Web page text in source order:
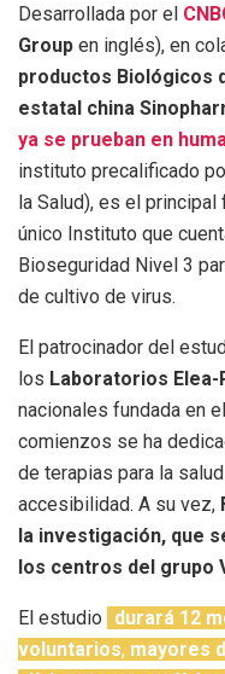
Desarrollada por el
Group en inglés), en
productos Biológicos
estatal china
ya se prueban en
instituto precalificado
la Salud), es el principal
único Instituto que
Bioseguridad Nivel 3
de cultivo de virus.
El patrocinador del
los Laboratorios Elea-
nacionales fundada en
comienzos se ha
de terapias para la
accesibilidad. A su vez,
la investigación, que
los centros del grupo
El estudio
durará 12
voluntarios, mayores